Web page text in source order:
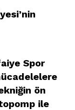
Spor
ön
ile